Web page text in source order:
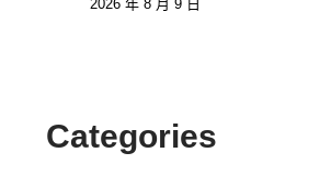
2026 年 8 月 9 日
Categories